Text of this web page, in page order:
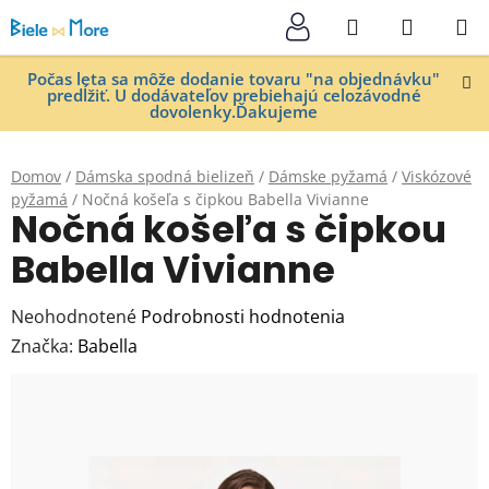
na
obsah
Počas leta sa môže dodanie tovaru "na objednávku"
predĺžiť. U dodávateľov prebiehajú celozávodné
dovolenky.Ďakujeme
Hľadať
KOŠÍK
Domov / Dámska spodná bielizeň / Dámske pyžamá / Viskózové
pyžamá / Nočná košeľa s čipkou Babella Vivianne
Nočná košeľa s čipkou
Babella Vivianne
Priemerné
hodnotenie
Neohodnotené Podrobnosti hodnotenia
Značka: Babella